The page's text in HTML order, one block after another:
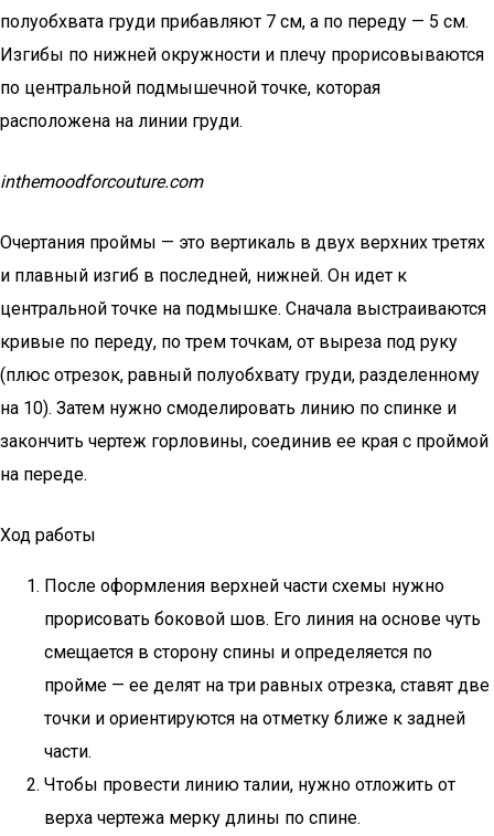
полуобхвата груди прибавляют 7 см, а по переду — 5 см.
Изгибы по нижней окружности и плечу прорисовываются
по центральной подмышечной точке, которая
расположена на линии груди.
inthemoodforcouture.com
Очертания проймы — это вертикаль в двух верхних третях
и плавный изгиб в последней, нижней. Он идет к
центральной точке на подмышке. Сначала выстраиваются
кривые по переду, по трем точкам, от выреза под руку
(плюс отрезок, равный полуобхвату груди, разделенному
на 10). Затем нужно смоделировать линию по спинке и
закончить чертеж горловины, соединив ее края с проймой
на переде.
Ход работы
После оформления верхней части схемы нужно
прорисовать боковой шов. Его линия на основе чуть
смещается в сторону спины и определяется по
пройме — ее делят на три равных отрезка, ставят две
точки и ориентируются на отметку ближе к задней
части.
Чтобы провести линию талии, нужно отложить от
верха чертежа мерку длины по спине.